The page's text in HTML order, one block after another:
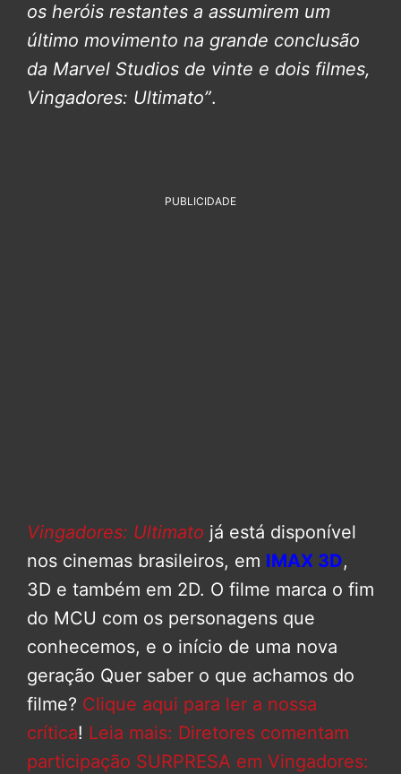
os heróis restantes a assumirem um
último movimento na grande conclusão
da Marvel Studios de vinte e dois filmes,
Vingadores: Ultimato”.
PUBLICIDADE
Vingadores: Ultimato já está disponível
nos cinemas brasileiros, em IMAX 3D,
3D e também em 2D. O filme marca o fim
do MCU com os personagens que
conhecemos, e o início de uma nova
geração Quer saber o que achamos do
filme? Clique aqui para ler a nossa
crítica! Leia mais: Diretores comentam
participação SURPRESA em Vingadores: